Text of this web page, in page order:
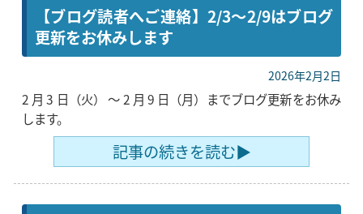
【ブログ読者へご連絡】2/3〜2/9はブログ
更新をお休みします
2026年2月2日
2 月 3 日（火） 〜 2 月 9 日（月）までブログ更新をお休み
します。
記事の続きを読む▶